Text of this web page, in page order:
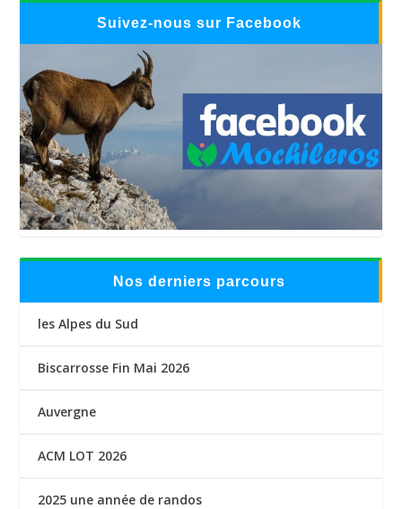
Suivez-nous sur Facebook
Nos derniers parcours
les Alpes du Sud
Biscarrosse Fin Mai 2026
Auvergne
ACM LOT 2026
2025 une année de randos